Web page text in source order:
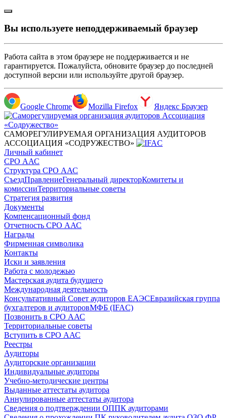
Вы используете неподдерживаемый браузер
Работа сайта в этом браузере не поддерживается и не
гарантируется. Пожалуйста, обновите браузер до последней
доступной версии или используйте другой браузер.
Google Chrome Mozilla Firefox Яндекс Браузер
САМОРЕГУЛИРУЕМАЯ ОРГАНИЗАЦИЯ АУДИТОРОВ
АССОЦИАЦИЯ «СОДРУЖЕСТВО»
Личный кабинет
СРО ААС
Структура СРО ААС
СъездПравлениеГенеральный директорКомитеты и
комиссииТерриториальные советы
Стратегия развития
Документы
Компенсационный фонд
Отчетность СРО ААС
Награды
Фирменная символика
Контакты
Иски и заявления
Работа с молодежью
Мастерская аудита будущего
Международная деятельность
Консультативный Совет аудиторов ЕАЭСЕвразийская группа
бухгалтеров и аудиторовМФБ (IFAC)
Позвонить в СРО ААС
Территориальные советы
Вступить в СРО ААС
Реестры
Аудиторы
Аудиторские организации
Индивидуальные аудиторы
Учебно-методические центры
Выданные аттестаты аудитора
Аннулированные аттестаты аудитора
Сведения о подтверждении ОППК аудиторами